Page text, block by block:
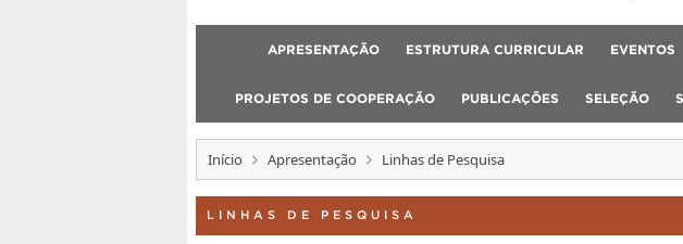
APRESENTAÇÃO ESTRUTURA CURRICULAR EVENTOS
PROJETOS DE COOPERAÇÃO PUBLICAÇÕES SELEÇÃO
Início Apresentação Linhas de Pesquisa
LINHAS DE PESQUISA